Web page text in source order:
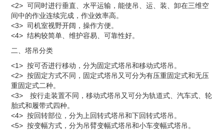
<2> 可同时进行垂直、水平运输，能使吊、运、装、卸在三维空
间中的作业连续完成，作业效率高。
<3> 司机室视野开阔，操作方便。
<4> 结构较简单、维护容易、可靠性好。
二、塔吊分类
<1> 按可否进行移动，分为固定式塔吊和移动式塔吊。
<2> 按固定方式不同，固定式塔吊又可分为有压重固定式和无压
重固定式二种。
<3> 按行走装置不同，移动式塔吊又可分为轨道式、汽车式、轮
胎式和履带式四种。
<4> 按回转部位，分为上回转式塔吊和下回转式塔吊。
<5> 按变幅方式，分为吊臂变幅式塔吊和小车变幅式塔吊。